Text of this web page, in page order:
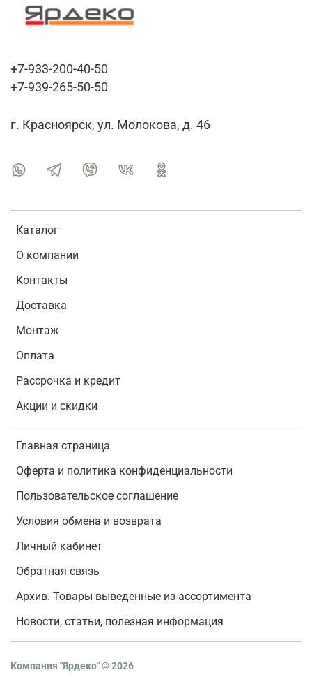
Каталог
О компании
Контакты
Доставка
Монтаж
Оплата
Рассрочка и кредит
Акции и скидки
Главная страница
Оферта и политика конфиденциальности
Пользовательское соглашение
Условия обмена и возврата
Личный кабинет
Обратная связь
Архив. Товары выведенные из ассортимента
Новости, статьи, полезная информация
+7-933-200-40-50
+7-939-265-50-50
г. Красноярск, ул. Молокова, д. 46
Компания "Ярдеко"©2026